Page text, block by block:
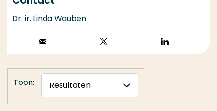
Dr. ir. Linda Wauben
Stuur een email
LinkedIn
Toon: